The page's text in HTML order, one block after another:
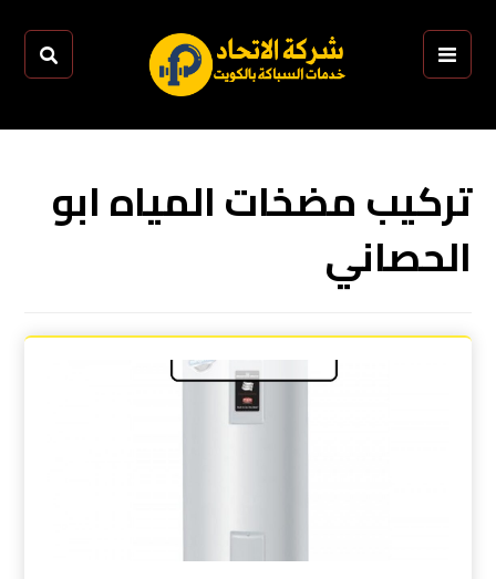
تركيب مضخات المياه ابو
الحصاني